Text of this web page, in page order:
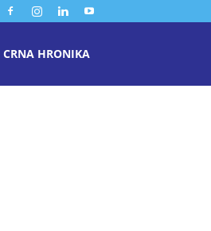
CRNA HRONIKA